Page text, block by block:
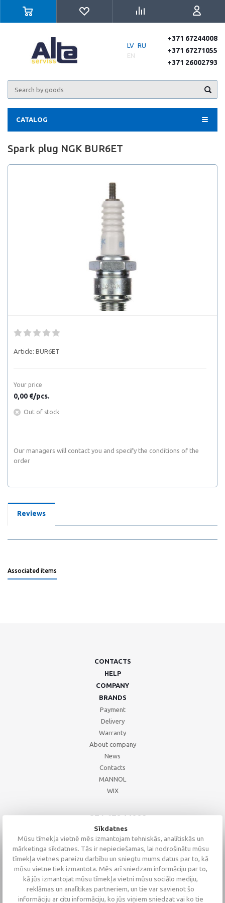
LV RU
EN
+371 67244008
+371 67271055
+371 26002793
CATALOG
Spark plug NGK BUR6ET
Article: BUR6ET
Your price
0,00 €/pcs.
Out of stock
Our managers will contact you and specify the conditions of the
order
Reviews
Associated items
CONTACTS
HELP
COMPANY
BRANDS
Payment
Delivery
Warranty
About company
News
Contacts
MANNOL
WIX
+371 67244008
+371 67271055
+371 26002793
Sīkdatnes
Mūsu tīmekļa vietnē mēs izmantojam tehniskās, analītiskās un
mārketinga sīkdatnes. Tās ir nepieciešamas, lai nodrošinātu mūsu
tīmekļa vietnes pareizu darbību un sniegtu mums datus par to, kā
mūsu vietne tiek izmantota. Mēs arī sniedzam informāciju par to,
kā jūs izmantojat mūsu tīmekļa vietni mūsu sociālo mediju,
reklāmas un analītikas partneriem, un tie var savienot šo
informāciju ar citu informāciju, ko jūs viņiem sniedzat vai ko tie